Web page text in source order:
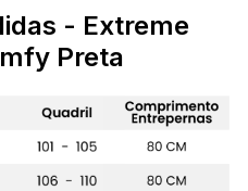
- Extreme
Preta